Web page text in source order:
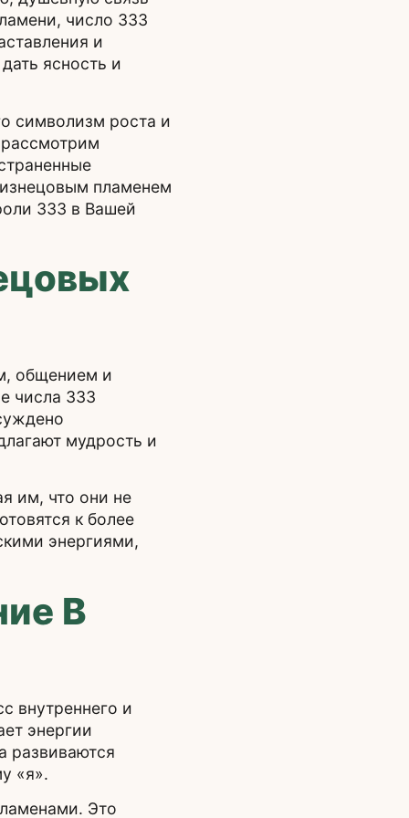
число 333
и
ясность и
символизм роста и
пламенем
333 в Вашей
общением и
числа 333
мудрость и
им, что они не
к более
энергиями,
В
внутреннего и
энергии
развиваются
«я».
Это